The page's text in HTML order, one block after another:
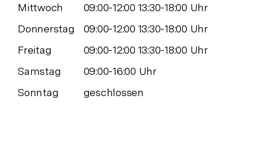
Mittwoch
09:00-12:00 13:30-18:00 Uhr
Donnerstag
09:00-12:00 13:30-18:00 Uhr
Freitag
09:00-12:00 13:30-18:00 Uhr
Samstag
09:00-16:00 Uhr
Sonntag
geschlossen